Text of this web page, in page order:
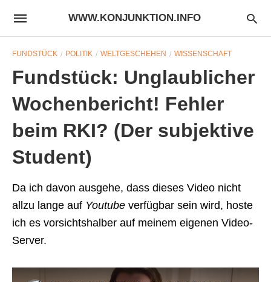
WWW.KONJUNKTION.INFO
FUNDSTÜCK POLITIK WELTGESCHEHEN WISSENSCHAFT
Fundstück: Unglaublicher
Wochenbericht! Fehler
beim RKI? (Der subjektive
Student)
Da ich davon ausgehe, dass dieses Video nicht
allzu lange auf Youtube verfügbar sein wird, hoste
ich es vorsichtshalber auf meinem eigenen Video-
Server.